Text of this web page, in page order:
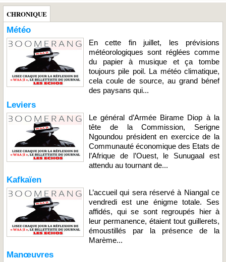
CHRONIQUE
Météo
En cette fin juillet, les prévisions
météorologiques sont réglées comme
du papier à musique et ça tombe
toujours pile poil. La météo climatique,
cela coule de source, au grand bénef
des paysans qui...
Leviers
Le général d’Armée Birame Diop à la
tête de la Commission, Serigne
Ngoundou président en exercice de la
Communauté économique des Etats de
l’Afrique de l’Ouest, le Sunugaal est
attendu au tournant de...
Kafkaïen
L’accueil qui sera réservé à Niangal ce
vendredi est une énigme totale. Ses
affidés, qui se sont regroupés hier à
leur permanence, étaient tout guillerets,
émoustillés par la présence de la
Marème...
Manœuvres